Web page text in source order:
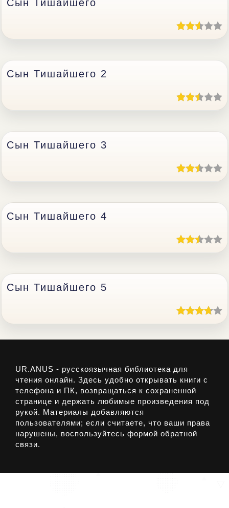
Сын Тишайшего
Сын Тишайшего 2
Сын Тишайшего 3
Сын Тишайшего 4
Сын Тишайшего 5
UR.ANUS - русскоязычная библиотека для
чтения онлайн. Здесь удобно открывать книги с
телефона и ПК, возвращаться к сохраненной
странице и держать любимые произведения под
рукой. Материалы добавляются
пользователями; если считаете, что ваши права
нарушены, воспользуйтесь формой обратной
связи.